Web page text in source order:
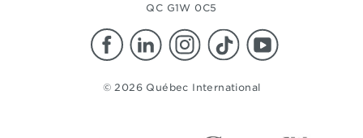
QC G1W 0C5
© 2026 Québec International